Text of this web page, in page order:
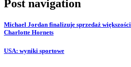
Post navigation
Michael Jordan finalizuje sprzedaż
Charlotte Hornets
USA: wyniki sportowe